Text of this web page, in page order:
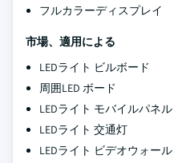
フルカラーディスプレイ
市場、適用による
LEDライト ビルボード
周囲LED ボード
LEDライト モバイルパネル
LEDライト 交通灯
LEDライト ビデオウォール